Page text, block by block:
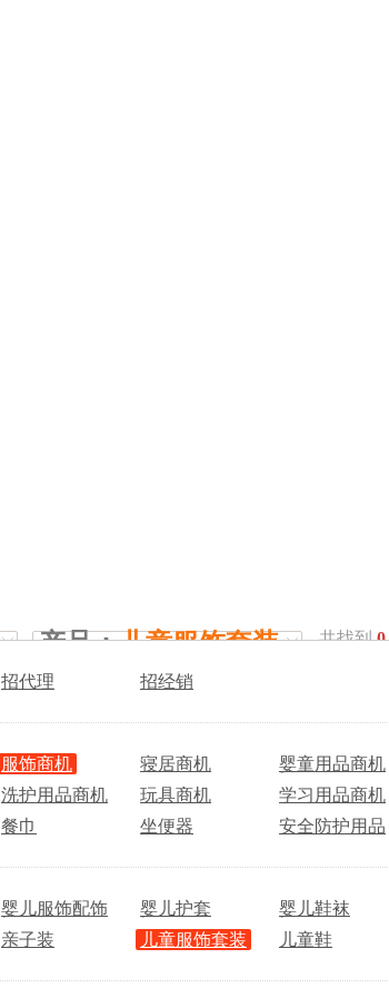
产品：儿童服饰套装 共找到0
招代理 招经销
服饰商机 寝居商机 婴童用品商机
洗护用品商机 玩具商机 学习用品商机
餐巾 坐便器 安全防护用品
婴儿服饰配饰 婴儿护套 婴儿鞋袜
亲子装 儿童服饰套装 儿童鞋